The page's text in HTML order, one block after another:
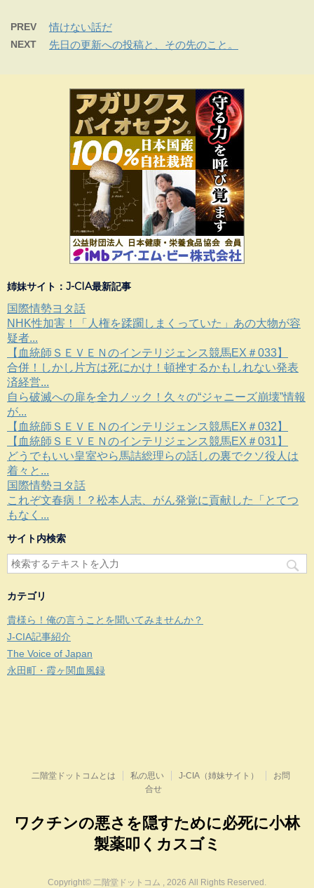
PREV 情けない話だ
NEXT 先日の更新への投稿と、その先のこと。
姉妹サイト：J-CIA最新記事
国際情勢ヨタ話
NHK性加害！「人権を蹂躙しまくっていた」あの大物が容
疑者...
【血統師ＳＥＶＥＮのインテリジェンス競馬EX＃033】
合併！しかし片方は死にかけ！頓挫するかもしれない発表
済経営...
自ら破滅への扉を全力ノック！久々の“ジャニーズ崩壊”情報
が...
【血統師ＳＥＶＥＮのインテリジェンス競馬EX＃032】
【血統師ＳＥＶＥＮのインテリジェンス競馬EX＃031】
どうでもいい皇室やら馬詰総理らの話しの裏でクソ役人は
着々と...
国際情勢ヨタ話
これぞ文春病！？松本人志、がん発覚に貢献した「とてつ
もなく...
サイト内検索
カテゴリ
貴様ら！俺の言うことを聞いてみませんか？
J-CIA記事紹介
The Voice of Japan
永田町・霞ヶ関血風録